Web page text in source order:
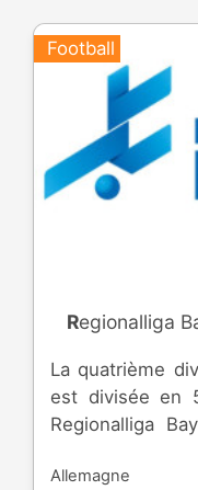
Football
Regionalliga
La quatrième
est divisée en
Regionalliga
Allemagne